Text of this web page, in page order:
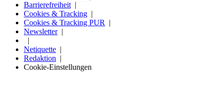
Barrierefreiheit
Cookies & Tracking
Cookies & Tracking PUR
Newsletter
Netiquette
Redaktion
Cookie-Einstellungen